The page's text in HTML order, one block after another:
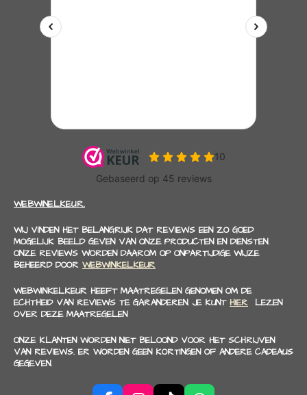
WEBWINELKEUR.
WIJ VINDEN HET BELANGRIJK DAT REVIEWS EEN ZO GOED
MOGELIJK BEELD GEVEN VAN ONZE PRODUCTEN EN DIENSTEN.
ONZE REVIEWS WORDEN DAAROM OP ONPARTIJDIGE WIJZE
BEHEERD DOOR WEBWINKELKEUR
WEBWINKELKEUR HEEFT MAATREGELEN GENOMEN OM DE
ECHTHEID VAN REVIEWS TE GARANDEREN. JE KUNT HIER LEZEN
OVER DEZE MAATREGELEN
ONZE KLANTEN WORDEN NIET BELOOND VOOR HET SCHRIJVEN
VAN REVIEWS. ER WORDEN GEEN KORTINGEN OF ANDERE CADEAUS
GEGEVEN.